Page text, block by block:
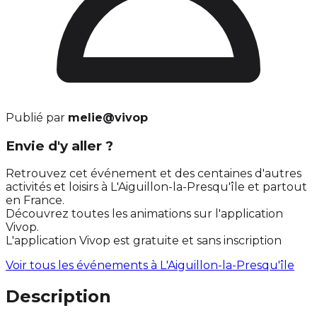
Publié par melie@vivop
Envie d'y aller ?
Retrouvez cet événement et des centaines d'autres
activités et loisirs à L'Aiguillon-la-Presqu'île et partout
en France.
Découvrez toutes les animations sur l'application
Vivop.
L'application Vivop est gratuite et sans inscription
Voir tous les événements à L'Aiguillon-la-Presqu'île
Description